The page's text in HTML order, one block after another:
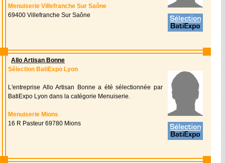
Menuiserie Villefranche Sur Saône
69400 Villefranche Sur Saône
Allo Artisan Bonne
Sélection BatiExpo Lyon
L'entreprise Allo Artisan Bonne a été sélectionnée par
BatiExpo Lyon dans la catégorie Menuiserie.
Menuiserie Mions
16 R Pasteur 69780 Mions